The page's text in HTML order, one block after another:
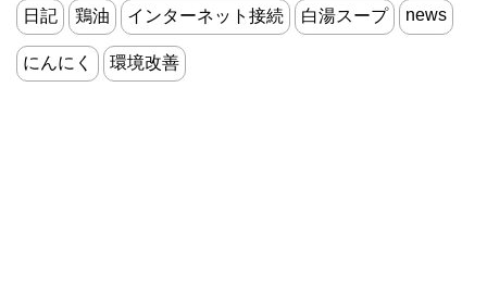
日記 鶏油 インターネット接続 白湯スープ news
にんにく 環境改善